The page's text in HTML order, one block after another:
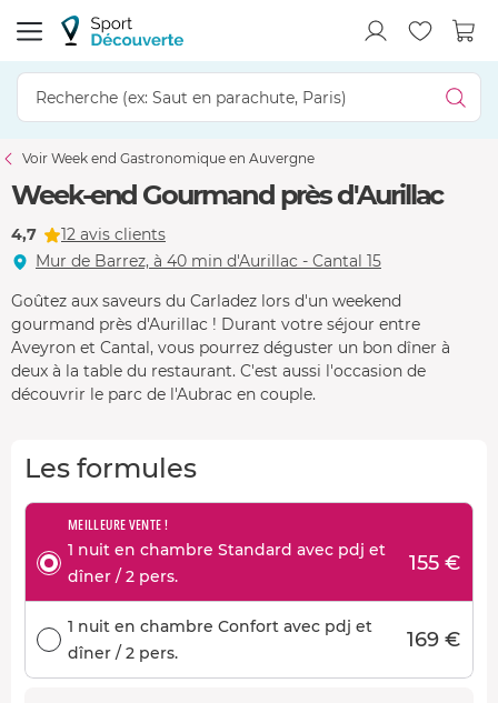
Voir Week end Gastronomique en Auvergne
Week-end Gourmand près d'Aurillac
4,7
12 avis clients
Mur de Barrez, à 40 min d'Aurillac - Cantal 15
Goûtez aux saveurs du Carladez lors d'un weekend
gourmand près d'Aurillac ! Durant votre séjour entre
Aveyron et Cantal, vous pourrez déguster un bon dîner à
deux à la table du restaurant. C'est aussi l'occasion de
découvrir le parc de l'Aubrac en couple.
Les formules
MEILLEURE VENTE !
1 nuit en chambre Standard avec pdj et
dîner / 2 pers.
155 €
1 nuit en chambre Confort avec pdj et
dîner / 2 pers.
169 €